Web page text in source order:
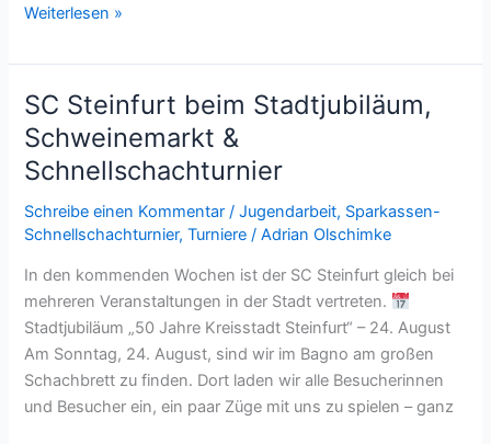
Ergebnisse
Weiterlesen »
SC Steinfurt beim Stadtjubiläum,
Schweinemarkt &
Schnellschachturnier
Schreibe einen Kommentar /Jugendarbeit, Sparkassen-
Schnellschachturnier,Turniere /Adrian Olschimke
In den kommenden Wochen ist der SC Steinfurt gleich bei
mehreren Veranstaltungen in der Stadt vertreten.
Stadtjubiläum „50 Jahre Kreisstadt Steinfurt“ – 24. August
Am Sonntag, 24. August, sind wir im Bagno am großen
Schachbrett zu finden. Dort laden wir alle Besucherinnen
und Besucher ein, ein paar Züge mit uns zu spielen – ganz